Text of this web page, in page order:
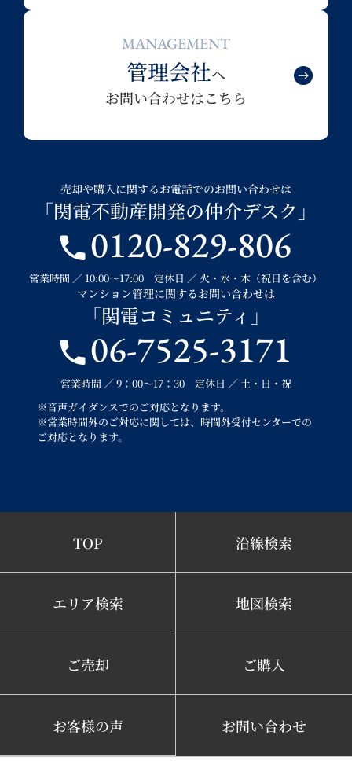
MANAGEMENT
管理会社へ
お問い合わせはこちら
売却や購入に関するお電話でのお問い合わせは
「関電不動産開発の仲介デスク」
0120-829-806
営業時間 ／ 10:00～17:00 定休日 ／ 火・水・木（祝日を含む）
マンション管理に関するお問い合わせは
「関電コミュニティ」
06-7525-3171
営業時間 ／ 9：00～17：30 定休日 ／ 土・日・祝
※音声ガイダンスでのご対応となります。
※営業時間外のご対応に関しては、時間外受付センターでの
ご対応となります。
TOP 沿線検索
エリア検索 地図検索
ご売却 ご購入
お客様の声 お問い合わせ